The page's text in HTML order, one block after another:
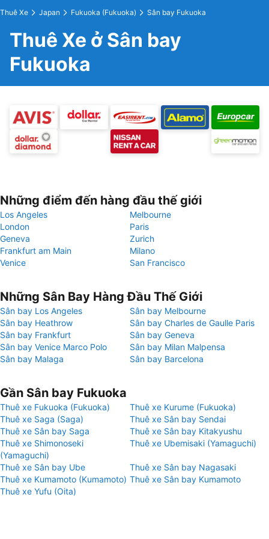
Thuê Xe Japan Fukuoka (Fukuoka) Sân bay Fukuoka
Thuê Xe ở Sân bay
Fukuoka
Những điểm đến hàng đầu thế giới
Los Angeles
Melbourne
London
Paris
Geneva
Zurich
Frankfurt am Main
Milano
Venice
San Francisco
Những Sân Bay Hàng Đầu Thế Giới
Sân bay Los Angeles
Sân bay Melbourne
Sân bay Heathrow
Sân bay Charles de Gaulle Paris
Sân bay Frankfurt
Sân bay Geneva
Sân bay Venice Marco Polo
Sân bay Milan Malpensa
Sân bay Malaga
Sân bay Barcelona
Gần Sân bay Fukuoka
Thuê xe Fukuoka (Fukuoka)
Thuê xe Kurume (Fukuoka)
Thuê xe Saga (Saga)
Thuê xe Sân bay Sendai
Thuê xe Sân bay Saga
Thuê xe Sân bay Kitakyushu
Thuê xe Shimonoseki
(Yamaguchi)
Thuê xe Ubemisaki (Yamaguchi)
Thuê xe Sân bay Ube
Thuê xe Sân bay Nagasaki
Thuê xe Kumamoto (Kumamoto) Thuê xe Sân bay Kumamoto
Thuê xe Yufu (Oita)